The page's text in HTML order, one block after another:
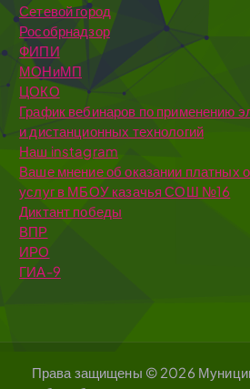
Сетевой город
Рособрнадзор
ФИПИ
МОНиМП
ЦОКО
График вебинаров по применению
и дистанционных технологий
Наш instagram
Ваше мнение об оказании платных
услуг в МБОУ казачья СОШ №16
Диктант победы
ВПР
ИРО
ГИА-9
Права защищены © 2026